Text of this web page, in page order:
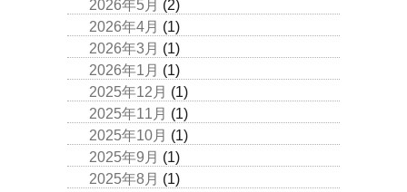
2026年5月 (2)
2026年4月 (1)
2026年3月 (1)
2026年1月 (1)
2025年12月 (1)
2025年11月 (1)
2025年10月 (1)
2025年9月 (1)
2025年8月 (1)